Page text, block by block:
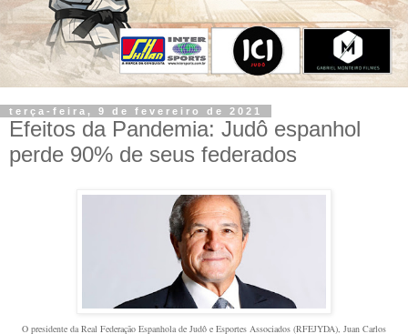
terça-feira, 9 de fevereiro de 2021
Efeitos da Pandemia: Judô espanhol
perde 90% de seus federados
O presidente da Real Federação Espanhola de Judô e Esportes Associados (RFEJYDA), Juan Carlos